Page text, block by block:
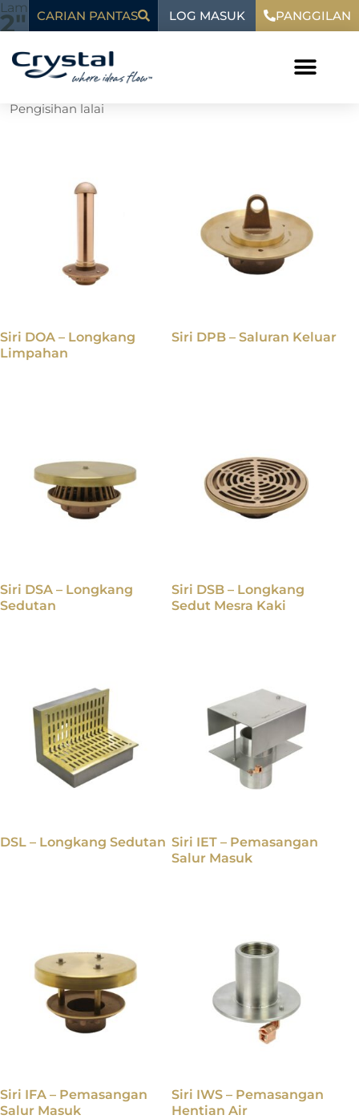
kandungan
Langkau
ke
CARIAN PANTAS LOG MASUK PANGGILAN
Laman Utama» 2"
2"
Menunjukkan kesemua 8 keputusan
Siri DOA – Longkang
Limpahan
Siri DPB – Saluran Keluar
Siri DSA – Longkang
Sedutan
Siri DSB – Longkang
Sedut Mesra Kaki
DSL – Longkang Sedutan Siri IET – Pemasangan
Salur Masuk
Siri IFA – Pemasangan
Salur Masuk
Siri IWS – Pemasangan
Hentian Air